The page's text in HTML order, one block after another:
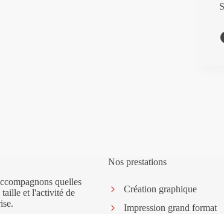
Devenez fan !
quelles
taille et l'activité de
Nos prestations
Création graphique
Impression grand format